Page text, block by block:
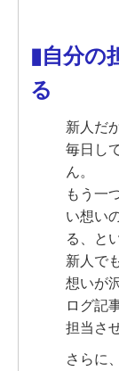
▮自分の
る
新人だ
毎日し
ん。
もう一
い想い
る、と
新人で
想いが
ログ記
担当さ
さらに